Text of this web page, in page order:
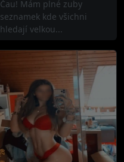
Čau! Mám plné zuby
seznamek kde všichni
hledají velkou...